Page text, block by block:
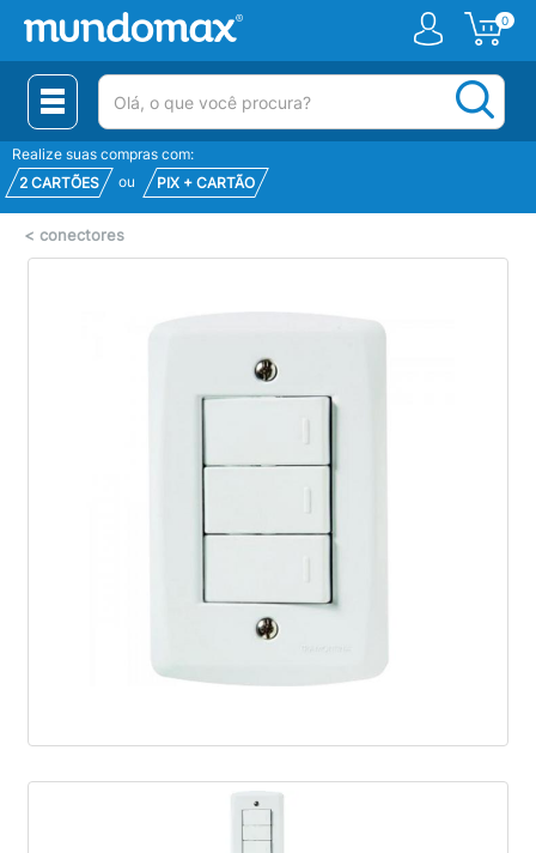
0
(pesquisar)
Realize suas compras com:
2 CARTÕES
ou PIX + CARTÃO
< conectores